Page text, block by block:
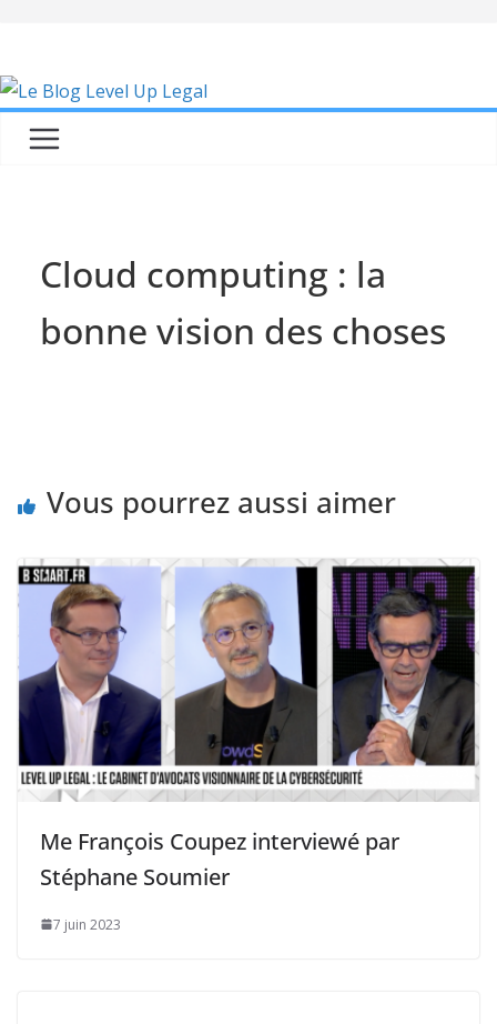
content
Cloud computing : la
bonne vision des choses
Vous pourrez aussi aimer
Me François Coupez interviewé par
Stéphane Soumier
7 juin 2023